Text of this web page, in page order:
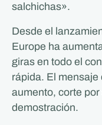
salchichas».
Desde el
Europe ha
giras en todo el
rápida. El mensaje
aumento, corte
demostración.